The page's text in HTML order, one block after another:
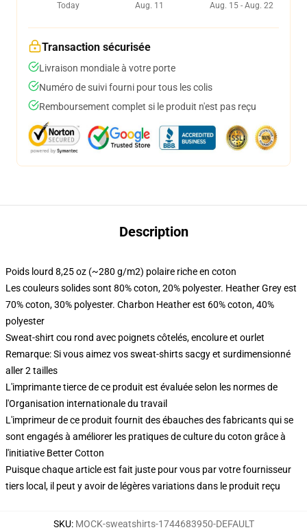
Today
Aug. 11
Aug. 15 - Aug. 22
Transaction sécurisée
Livraison mondiale à votre porte
Numéro de suivi fourni pour tous les colis
Remboursement complet si le produit n'est pas reçu
Description
Poids lourd 8,25 oz (~280 g/m2) polaire riche en coton
Les couleurs solides sont 80% coton, 20% polyester. Heather Grey est
70% coton, 30% polyester. Charbon Heather est 60% coton, 40%
polyester
Sweat-shirt cou rond avec poignets côtelés, encolure et ourlet
Remarque: Si vous aimez vos sweat-shirts sacgy et surdimensionné
aller 2 tailles
L'imprimante tierce de ce produit est évaluée selon les normes de
l'Organisation internationale du travail
L'imprimeur de ce produit fournit des ébauches des fabricants qui se
sont engagés à améliorer les pratiques de culture du coton grâce à
l'initiative Better Cotton
Puisque chaque article est fait juste pour vous par votre fournisseur
tiers local, il peut y avoir de légères variations dans le produit reçu
SKU: MOCK-sweatshirts-1744683950-DEFAULT